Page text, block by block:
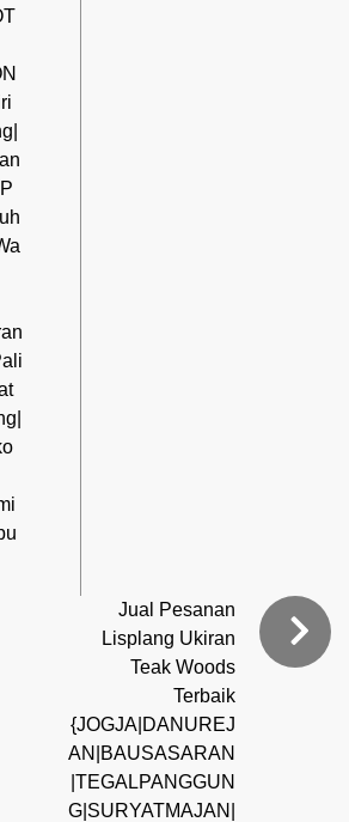
Jual Pesanan
Lisplang Ukiran
Teak Woods
Terbaik
{JOGJA|DANUREJ
AN|BAUSASARAN
|TEGALPANGGUN
G|SURYATMAJAN|